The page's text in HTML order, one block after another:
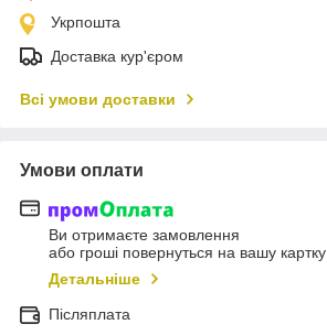
Укрпошта
Доставка кур'єром
Всі умови доставки
Умови оплати
Ви отримаєте замовлення
або гроші повернуться на вашу картку
Детальніше
Післяплата